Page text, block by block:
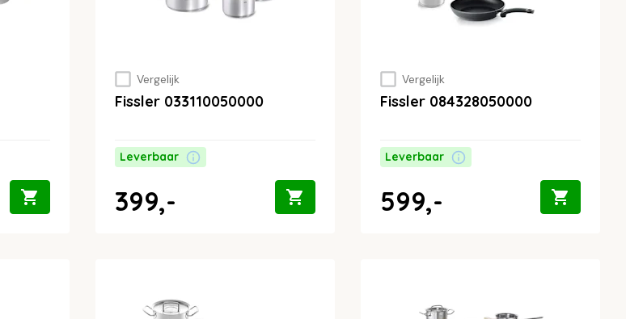
Vergelijk
Fissler 033110050000
Leverbaar
399,-
Vergelijk
Fissler 084328050000
Leverbaar
599,-